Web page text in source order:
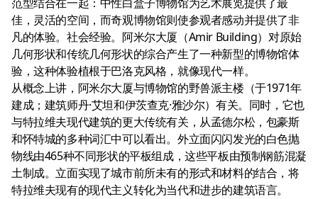
佳，灵活的空间，而奇观博物馆则使参观者感动并提供了非
凡的体验。社会经验。阿米尔大厦（Amir Building）对原始
几何形状和传统几何形状的综合产生了一种新型的博物馆体
验，这种体验植根于巴洛克风格，就像现代一样。
从概念上讲，阿米尔大厦与博物馆的野兽派主楼（于1971年
建成；建筑师丹·艾坦和伊茨查克·雅沙尔）有关。同时，它也
与特拉维夫现代建筑的更大传统有关，从孟德尔松，包豪斯
和怀特城的多种词汇中可以看出。外立面闪闪发光的白色抛
物线由465种不同形状的平板组成，这些平板由预制钢筋混凝
土制成。立面实现了城市前所未有的形式和材料的结合，将
特拉维夫现有的现代主义转化为当代和进步的建筑语言。